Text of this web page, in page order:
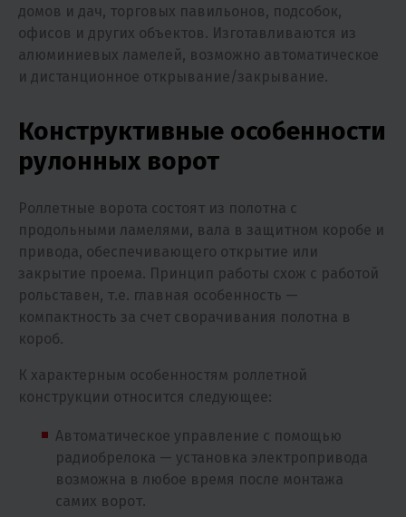
домов и дач, торговых павильонов, подсобок,
офисов и других объектов. Изготавливаются из
алюминиевых ламелей, возможно автоматическое
и дистанционное открывание/закрывание.
Конструктивные особенности
рулонных ворот
Роллетные ворота состоят из полотна с
продольными ламелями, вала в защитном коробе и
привода, обеспечивающего открытие или
закрытие проема. Принцип работы схож с работой
рольставен, т.е. главная особенность —
компактность за счет сворачивания полотна в
короб.
К характерным особенностям роллетной
конструкции относится следующее:
Автоматическое управление с помощью
радиобрелока — установка электропривода
возможна в любое время после монтажа
самих ворот.